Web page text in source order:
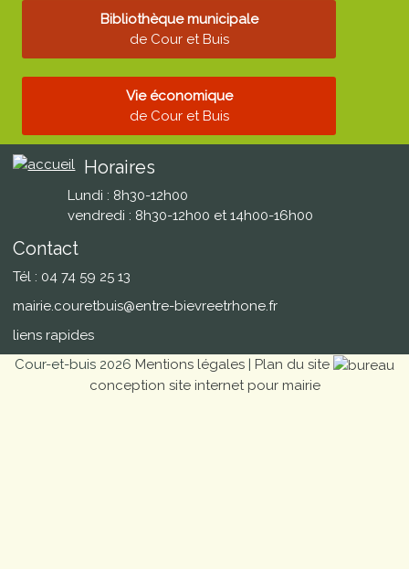
Bibliothèque municipale
de Cour et Buis
Vie économique
de Cour et Buis
Horaires
Lundi : 8h30-12h00
vendredi : 8h30-12h00 et 14h00-16h00
Contact
Tél : 04 74 59 25 13
mairie.couretbuis@entre-bievreetrhone.fr
liens rapides
Cour-et-buis 2026 Mentions légales | Plan du site
conception site internet pour mairie